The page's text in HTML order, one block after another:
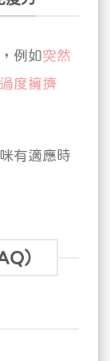
例如突然
度擁擠
有適應時
）